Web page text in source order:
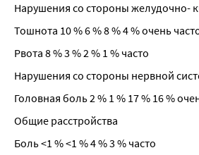
Нарушения со стороны желудочно-
Тошнота 10 % 6 % 8 % 4 % очень
Рвота 8 % 3 % 2 % 1 % часто
Нарушения со стороны нервной
Головная боль 2 % 1 % 17 % 16 %
Общие расстройства
Боль <1 % <1 % 4 % 3 % часто